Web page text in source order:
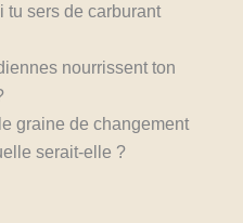
tu sers de carburant
nourrissent ton
graine de changement
serait-elle ?